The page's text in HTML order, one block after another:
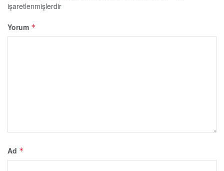
işaretlenmişlerdir
Yorum *
Ad *